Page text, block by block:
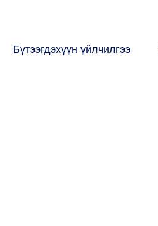
Бүтээгдэхүүн үйлчилгээ